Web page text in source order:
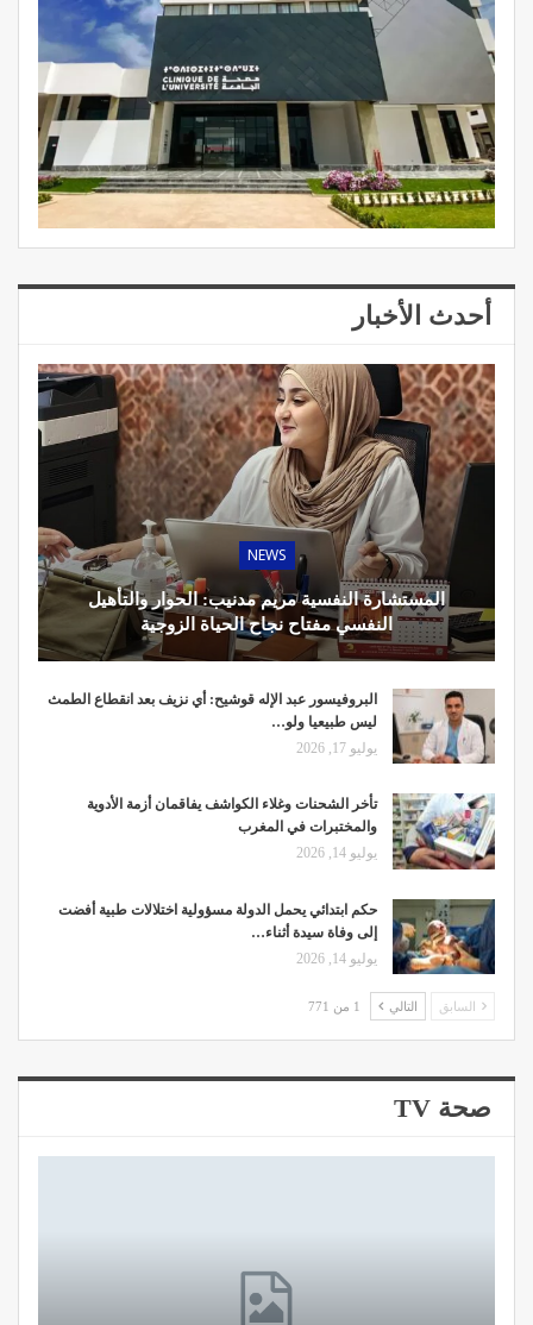
أحدث الأخبار
NEWS
المستشارة النفسية مريم مدنيب: الحوار والتأهيل
النفسي مفتاح نجاح الحياة الزوجية
البروفيسور عبد الإله قوشيح: أي نزيف بعد انقطاع الطمث
ليس طبيعيا ولو…
يوليو 17, 2026
تأخر الشحنات وغلاء الكواشف يفاقمان أزمة الأدوية
والمختبرات في المغرب
يوليو 14, 2026
حكم ابتدائي يحمل الدولة مسؤولية اختلالات طبية أفضت
إلى وفاة سيدة أثناء…
يوليو 14, 2026
السابق التالي 1 من 771
صحة TV